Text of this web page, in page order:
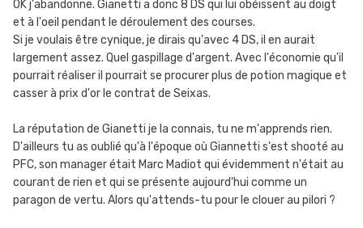
il a été directeur sportif de l'équipe Saunier Duval.
Celle-ci se retire au cours du Tour de France
2008 à cause d'une affaire de dopageimpliquant
notamment Riccardo Riccò , vainqueur de 2
étapes, et Leonardo Piepoli vainqueur de l'étape
arrivant au sommet de
coéquipier Juan José Cobo après avoir lâché tous
les grands favoris. En 2009 , il dirige
l'équipe ProTour Fuji-Servetto qui devient
en 2010 Footon-Servetto, puis Geox-TMC pour sa
dernière saison en 2011. Son fils, Noé Gianetti , 20
OK j'abandonne. Gianetti a donc 8 DS qui lui obéissent au doigt
et à l'oeil pendant le déroulement des courses.
Si je voulais être cynique, je dirais qu'avec 4 DS, il en aurait
largement assez. Quel gaspillage d'argent. Avec l'économie qu'il
pourrait réaliser il pourrait se procurer plus de potion magique et
casser à prix d'or le contrat de Seixas.
La réputation de Gianetti je la connais, tu ne m'apprends rien.
D'ailleurs tu as oublié qu'à l'époque où Giannetti s'est shooté au
PFC, son manager était Marc Madiot qui évidemment n'était au
courant de rien et qui se présente aujourd'hui comme un
paragon de vertu. Alors qu'attends-tu pour le clouer au pilori ?